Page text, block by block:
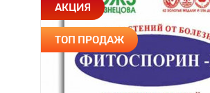
АКЦИЯ
ТОП ПРОДАЖ